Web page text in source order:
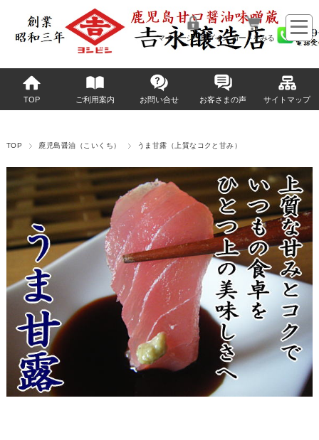
マイページへログイン カートをみる
TOP ご利用案内 お問い合せ お客さまの声 サイトマップ
TOP 鹿児島醤油（こいくち） うま甘露（上質なコクと甘み）